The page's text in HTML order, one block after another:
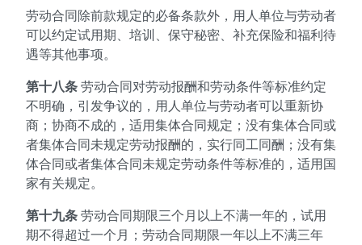
劳动合同除前款规定的必备条款外，用人单位与劳动者
可以约定试用期、培训、保守秘密、补充保险和福利待
遇等其他事项。
第十八条 劳动合同对劳动报酬和劳动条件等标准约定
不明确，引发争议的，用人单位与劳动者可以重新协
商；协商不成的，适用集体合同规定；没有集体合同或
者集体合同未规定劳动报酬的，实行同工同酬；没有集
体合同或者集体合同未规定劳动条件等标准的，适用国
家有关规定。
第十九条 劳动合同期限三个月以上不满一年的，试用
期不得超过一个月；劳动合同期限一年以上不满三年